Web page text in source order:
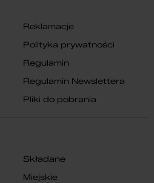
Reklamacje
Polityka prywatności
Regulamin
Regulamin Newslettera
Pliki do pobrania
Składane
Miejskie